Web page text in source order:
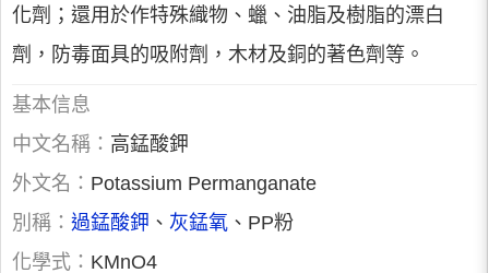
化劑；還用於作特殊織物、蠟、油脂及樹脂的漂白
劑，防毒面具的吸附劑，木材及銅的著色劑等。
基本信息
中文名稱： 高錳酸鉀
外文名： Potassium Permanganate
別稱： 過錳酸鉀 、 灰錳氧 、PP粉
化學式： KMnO4